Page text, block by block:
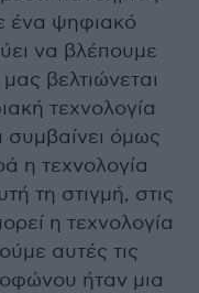
ένα ψηφιακό
να βλέπουμε
βελτιώνεται
τεχνολογία
συμβαίνει όμως
η τεχνολογία
τη στιγμή, στις
η τεχνολογία
αυτές τις
ήταν μια